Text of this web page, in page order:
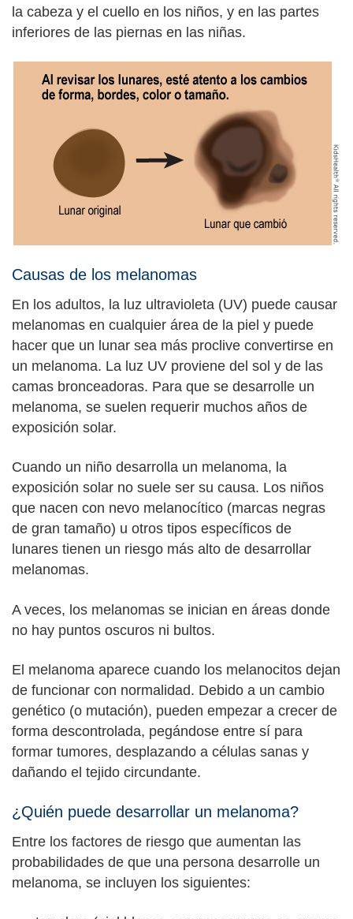
la cabeza y el cuello en los niños, y en las partes
inferiores de las piernas en las niñas.
Causas de los melanomas
En los adultos, la luz ultravioleta (UV) puede causar
melanomas en cualquier área de la piel y puede
hacer que un lunar sea más proclive convertirse en
un melanoma. La luz UV proviene del sol y de las
camas bronceadoras. Para que se desarrolle un
melanoma, se suelen requerir muchos años de
exposición solar.
Cuando un niño desarrolla un melanoma, la
exposición solar no suele ser su causa. Los niños
que nacen con nevo melanocítico (marcas negras
de gran tamaño) u otros tipos específicos de
lunares tienen un riesgo más alto de desarrollar
melanomas.
A veces, los melanomas se inician en áreas donde
no hay puntos oscuros ni bultos.
El melanoma aparece cuando los melanocitos dejan
de funcionar con normalidad. Debido a un cambio
genético (o mutación), pueden empezar a crecer de
forma descontrolada, pegándose entre sí para
formar tumores, desplazando a células sanas y
dañando el tejido circundante.
¿Quién puede desarrollar un melanoma?
Entre los factores de riesgo que aumentan las
probabilidades de que una persona desarrolle un
melanoma, se incluyen los siguientes: